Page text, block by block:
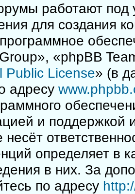
работают под
для создания
«phpBB
Public License» (в
адресу
и поддержкой
несёт
определяет в
в них. За
по адресу